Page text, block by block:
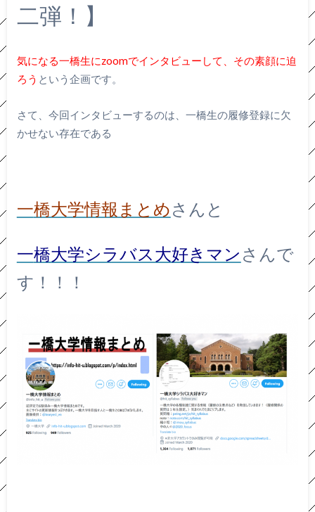
二弾！】
気になる一橋生にzoomでインタビューして、その素顔に迫
ろう という企画です。
さて、今回インタビューするのは、一橋生の履修登録に欠
かせない存在である
一橋大学情報まとめさんと
一橋大学シラバス大好きマン さんで
す！！！